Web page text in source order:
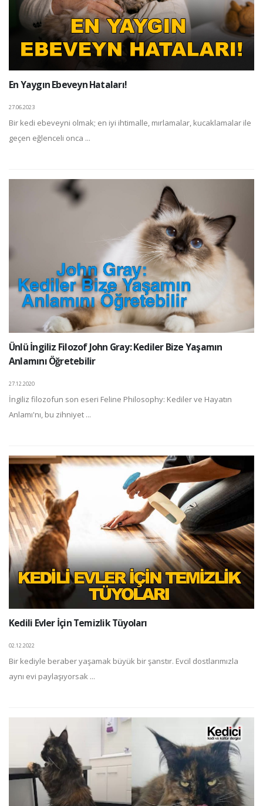
En Yaygın Ebeveyn Hataları!
27.06.2023
Bir kedi ebeveyni olmak; en iyi ihtimalle, mırlamalar, kucaklamalar ile
geçen eğlenceli onca ...
Ünlü İngiliz Filozof John Gray: Kediler Bize Yaşamın
Anlamını Öğretebilir
27.12.2020
İngiliz filozofun son eseri Feline Philosophy: Kediler ve Hayatın
Anlamı'nı, bu zihniyet ...
Kedili Evler İçin Temizlik Tüyoları
02.12.2022
Bir kediyle beraber yaşamak büyük bir şanstır. Evcil dostlarımızla
aynı evi paylaşıyorsak ...